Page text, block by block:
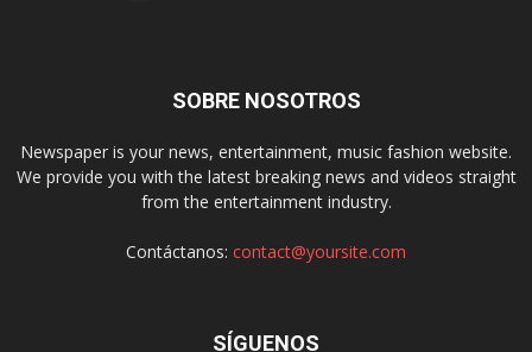
SOBRE NOSOTROS
Newspaper is your news, entertainment, music fashion website.
We provide you with the latest breaking news and videos straight
from the entertainment industry.
Contáctanos: contact@yoursite.com
SÍGUENOS